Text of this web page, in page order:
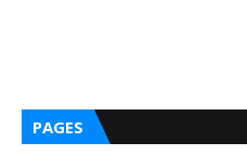
PAGES